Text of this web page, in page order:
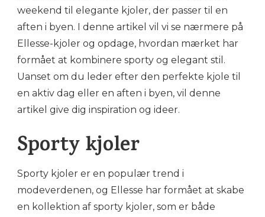
weekend til elegante kjoler, der passer til en
aften i byen. I denne artikel vil vi se nærmere på
Ellesse-kjoler og opdage, hvordan mærket har
formået at kombinere sporty og elegant stil.
Uanset om du leder efter den perfekte kjole til
en aktiv dag eller en aften i byen, vil denne
artikel give dig inspiration og ideer.
Sporty kjoler
Sporty kjoler er en populær trend i
modeverdenen, og Ellesse har formået at skabe
en kollektion af sporty kjoler, som er både